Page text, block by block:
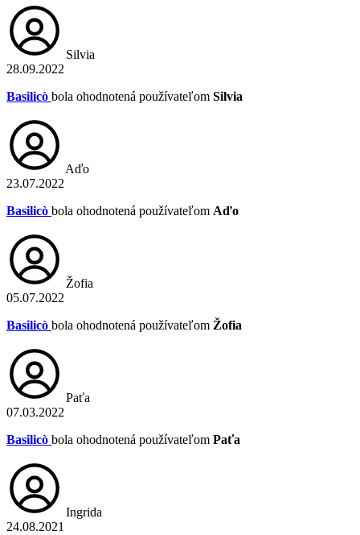
Silvia
28.09.2022
Basilicò bola ohodnotená používateľom Silvia
Aďo
23.07.2022
Basilicò bola ohodnotená používateľom Aďo
Žofia
05.07.2022
Basilicò bola ohodnotená používateľom Žofia
Paťa
07.03.2022
Basilicò bola ohodnotená používateľom Paťa
Ingrida
24.08.2021